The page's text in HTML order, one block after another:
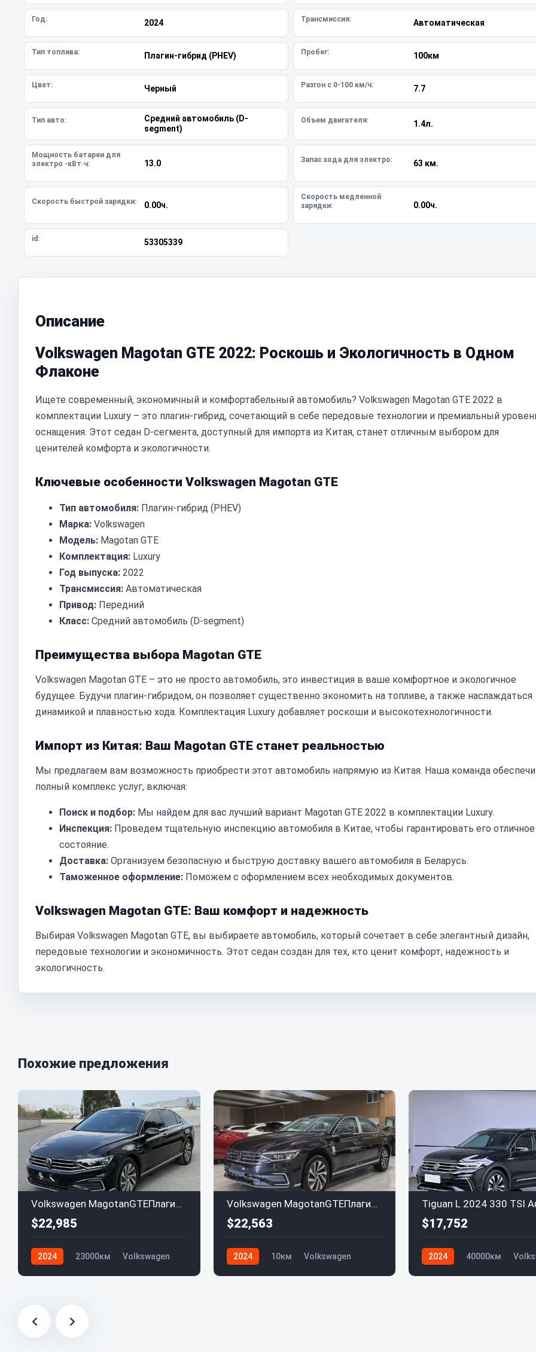
Год: 2024 Трансмиссия: Автоматическая
Тип топлива: Плагин-гибрид (PHEV) Пробег: 100км
Цвет: Черный Разгон с 0-100 км/ч: 7.7
Тип авто:
Средний автомобиль (D-
segment)
Объем двигателя: 1.4л.
Мощность батареи для
электро -кВт·ч:
13.0 Запас хода для электро: 63 км.
Скорость быстрой зарядки: 0.00ч.
Скорость медленной
зарядки:
0.00ч.
id: 53305339
Описание
Volkswagen Magotan GTE 2022: Роскошь и Экологичность в Одном
Флаконе
Ищете современный, экономичный и комфортабельный автомобиль? Volkswagen Magotan GTE 2022 в
комплектации Luxury – это плагин-гибрид, сочетающий в себе передовые технологии и премиальный
оснащения. Этот седан D-сегмента, доступный для импорта из Китая, станет отличным выбором для
ценителей комфорта и экологичности.
Ключевые особенности Volkswagen Magotan GTE
Тип автомобиля: Плагин-гибрид (PHEV)
Марка: Volkswagen
Модель: Magotan GTE
Комплектация: Luxury
Год выпуска: 2022
Трансмиссия: Автоматическая
Привод: Передний
Класс: Средний автомобиль (D-segment)
Преимущества выбора Magotan GTE
Volkswagen Magotan GTE – это не просто автомобиль, это инвестиция в ваше комфортное и экологичное
будущее. Будучи плагин-гибридом, он позволяет существенно экономить на топливе, а также наслаждаться
динамикой и плавностью хода. Комплектация Luxury добавляет роскоши и высокотехнологичности.
Импорт из Китая: Ваш Magotan GTE станет реальностью
Мы предлагаем вам возможность приобрести этот автомобиль напрямую из Китая. Наша команда
полный комплекс услуг, включая:
Поиск и подбор: Мы найдем для вас лучший вариант Magotan GTE 2022 в комплектации Luxury.
Инспекция: Проведем тщательную инспекцию автомобиля в Китае, чтобы гарантировать его отличное
состояние.
Доставка: Организуем безопасную и быструю доставку вашего автомобиля в Беларусь.
Таможенное оформление: Поможем с оформлением всех необходимых документов.
Volkswagen Magotan GTE: Ваш комфорт и надежность
Выбирая Volkswagen Magotan GTE, вы выбираете автомобиль, который сочетает в себе элегантный дизайн,
передовые технологии и экономичность. Этот седан создан для тех, кто ценит комфорт, надежность и
экологичность.
Похожие предложения
Volkswagen MagotanGTEПлагин-гибрид (PHEV) 2022 GTE Luxury
$22,985
2024 23000км Volkswagen
Volkswagen MagotanGTEПлагин-гибрид (PHEV) 2022 GTE Luxury
$22,563
2024 10км Volkswagen
$17,752
2024 40000км